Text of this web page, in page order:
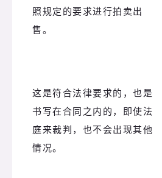
照规定的要求进行拍卖出
售。
这是符合法律要求的，也是
书写在合同之内的，即使法
庭来裁判，也不会出现其他
情况。